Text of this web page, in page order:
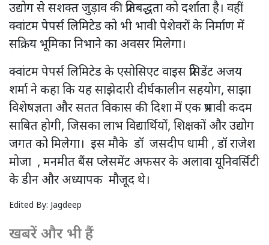
उद्योग से सशक्त जुड़ाव की प्रतिबद्धता को दर्शाता है। वहीं
क्वांटम पेपर्स लिमिटेड को भी भावी पेशेवरों के निर्माण में
सक्रिय भूमिका निभाने का अवसर मिलेगा।
क्वांटम पेपर्स लिमिटेड के एसोसिएट वाइस प्रेसिडेंट अजय
शर्मा ने कहा कि यह साझेदारी दीर्घकालीन सहयोग, साझा
विशेषज्ञता और सतत विकास की दिशा में एक प्रभावी कदम
साबित होगी, जिसका लाभ विद्यार्थियों, शिक्षकों और उद्योग
जगत को मिलेगा। इस मौके डॉ जसदीप धामी , डॉ राजेश
मोजा , मनमीत बैंस प्लेसमेंट अफसर के अलावा यूनिवर्सिटी
के डीन और अध्यापक मौजूद थे।
Edited By: Jagdeep
खबरें और भी हैं